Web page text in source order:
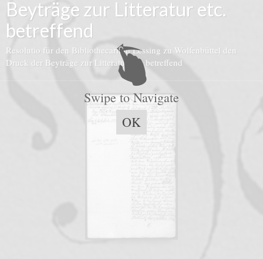
Beyträge zur Litteratur etc.
betreffend
Resolutio für den Bibliothecarium Lessing zu Wolfenbüttel den
Druck der Beyträge zur Litteratur etc. betreffend
Swipe to Navigate
OK